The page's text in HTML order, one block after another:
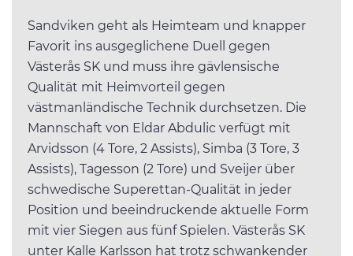
Sandviken geht als Heimteam und knapper
Favorit ins ausgeglichene Duell gegen
Västerås SK und muss ihre gävlensische
Qualität mit Heimvorteil gegen
västmanländische Technik durchsetzen. Die
Mannschaft von Eldar Abdulic verfügt mit
Arvidsson (4 Tore, 2 Assists), Simba (3 Tore, 3
Assists), Tagesson (2 Tore) und Sveijer über
schwedische Superettan-Qualität in jeder
Position und beeindruckende aktuelle Form
mit vier Siegen aus fünf Spielen. Västerås SK
unter Kalle Karlsson hat trotz schwankender